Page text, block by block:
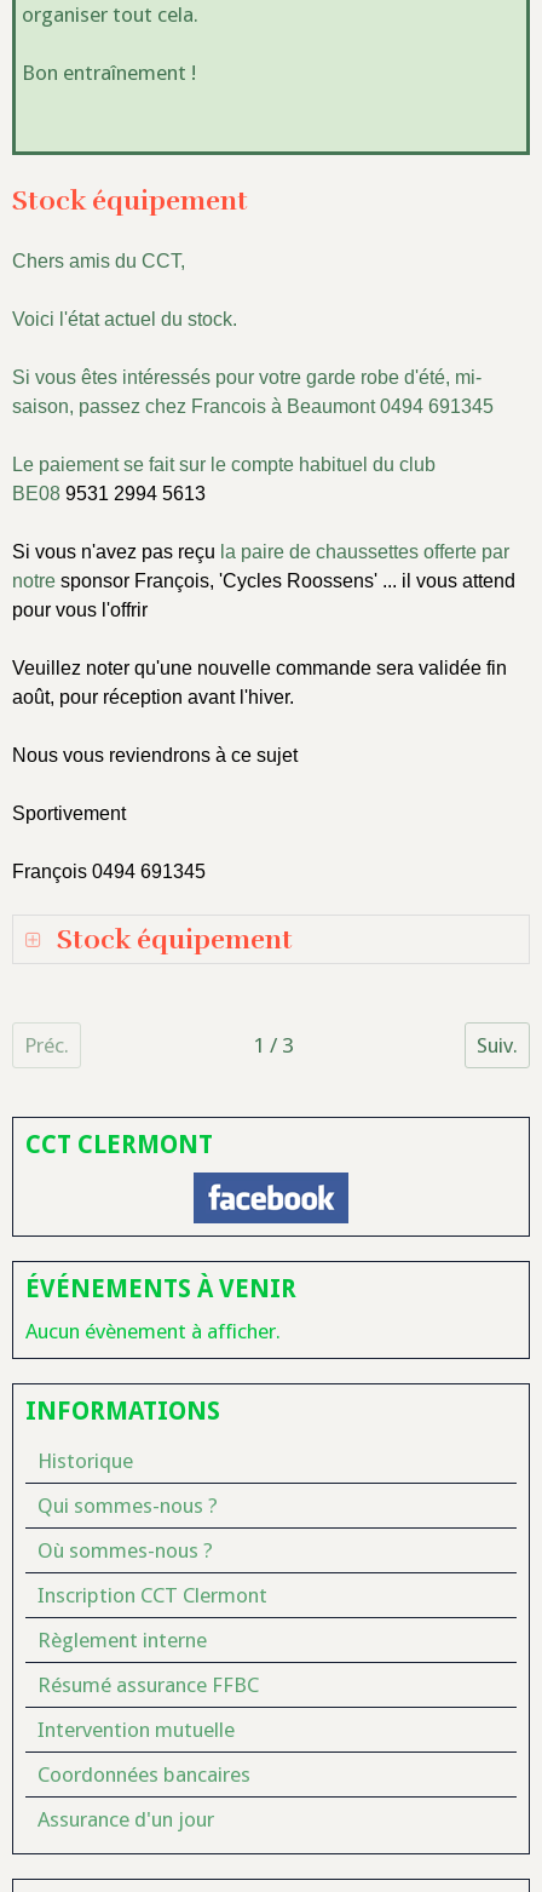
organiser tout cela.
Bon entraînement !
Stock équipement
Chers amis du CCT,
Voici l'état actuel du stock.
Si vous êtes intéressés pour votre garde robe d'été, mi-
saison, passez chez Francois à Beaumont 0494 691345
Le paiement se fait sur le compte habituel du club
BE08 9531 2994 5613
Si vous n'avez pas reçu la paire de chaussettes offerte par
notre sponsor François, 'Cycles Roossens' ... il vous attend
pour vous l'offrir
Veuillez noter qu'une nouvelle commande sera validée fin
août, pour réception avant l'hiver.
Nous vous reviendrons à ce sujet
Sportivement
François 0494 691345
Stock équipement
Préc. 1 / 3 Suiv.
CCT CLERMONT
ÉVÉNEMENTS À VENIR
Aucun évènement à afficher.
INFORMATIONS
Historique
Qui sommes-nous ?
Où sommes-nous ?
Inscription CCT Clermont
Règlement interne
Résumé assurance FFBC
Intervention mutuelle
Coordonnées bancaires
Assurance d'un jour